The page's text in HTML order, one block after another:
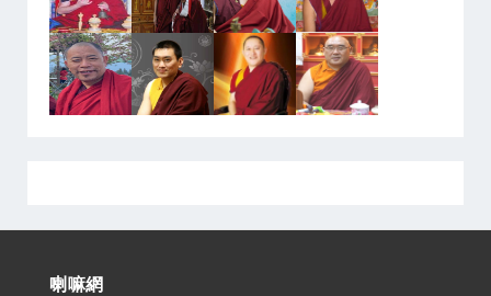
喇嘛網